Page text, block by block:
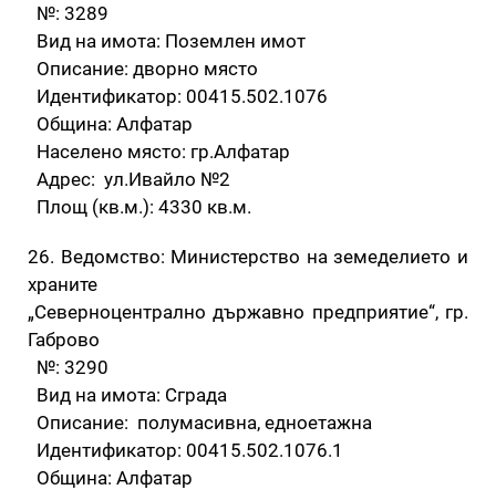
№: 3289
Вид на имота: Поземлен имот
Описание: дворно място
Идентификатор: 00415.502.1076
Община: Алфатар
Населено място: гр.Алфатар
Адрес: ул.Ивайло №2
Площ (кв.м.): 4330 кв.м.
26. Ведомство: Министерство на земеделието и
храните
„Северноцентрално държавно предприятие“, гр.
Габрово
№: 3290
Вид на имота: Сграда
Описание: полумасивна, едноетажна
Идентификатор: 00415.502.1076.1
Община: Алфатар